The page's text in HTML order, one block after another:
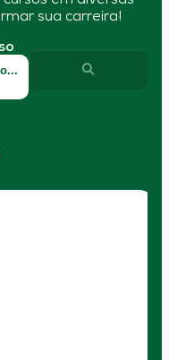
sua carreira!